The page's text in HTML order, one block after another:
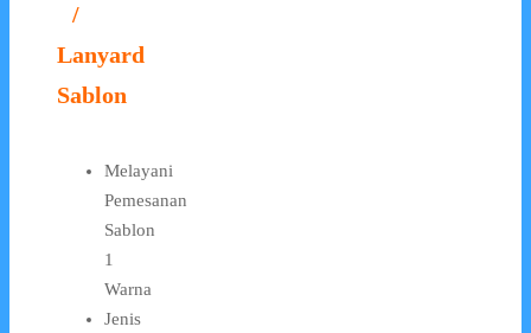
/
Lanyard
Sablon
Melayani
Pemesanan
Sablon
1
Warna
Jenis